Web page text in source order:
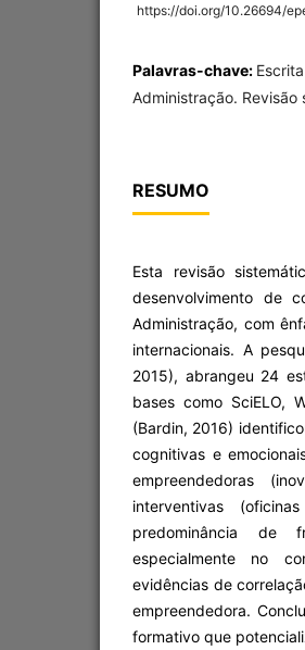
https://doi.org/10.26694/
Palavras-chave:
Administração. Revisão
RESUMO
Esta revisão
desenvolvimento de
Administração, com
internacionais. A
2015), abrangeu 24
bases como SciELO,
(Bardin, 2016)
cognitivas e
empreendedoras
interventivas
predominância de
especialmente no
evidências de
empreendedora.
formativo que